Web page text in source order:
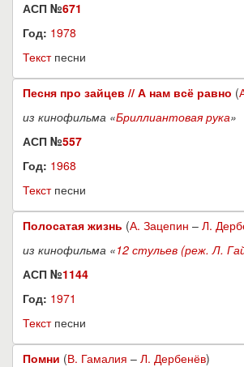
АСП №671
Год: 1978
Текстпесни
Песня про зайцев // А нам всё равно (
из кинофильма «Бриллиантовая рука»
АСП №557
Год: 1968
Текстпесни
Полосатая жизнь (А. Зацепин – Л.
из кинофильма «12 стульев (реж. Л.
АСП №1144
Год: 1971
Текстпесни
Помни (В. Гамалия – Л. Дербенёв)